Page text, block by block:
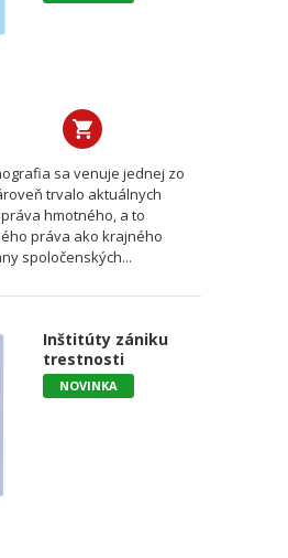
sa venuje jednej zo
trvalo aktuálnych
hmotného, a to
práva ako krajného
spoločenských...
Inštitúty zániku
trestnosti
NOVINKA